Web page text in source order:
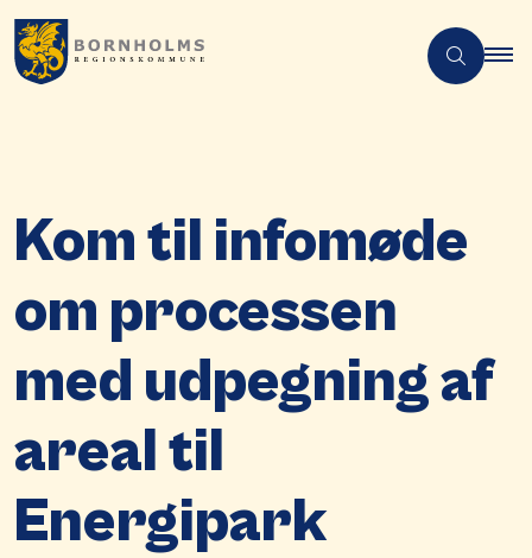
Kom til infomøde
om processen
med udpegning af
areal til
Energipark